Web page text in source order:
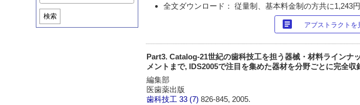
検索
全文ダウンロード： 従量制、基本料金制の方共に1,243円
article アブストラクトを
Part3. Catalog-21世紀の歯科技工を担う器械・材料ラインナ
メントまで, IDS2005で注目を集めた器材を分野ごとに完全
編集部
医歯薬出版
歯科技工 33 (7)826-845, 2005.